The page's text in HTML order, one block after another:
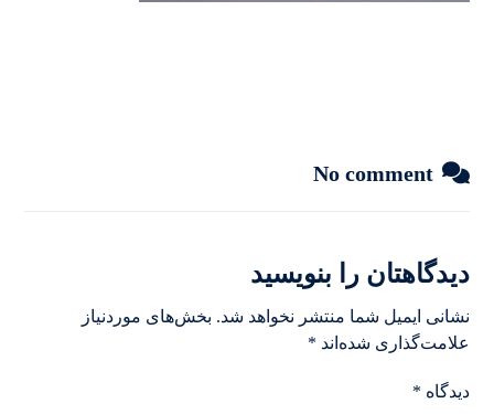
No comment
دیدگاهتان را بنویسید
نشانی ایمیل شما منتشر نخواهد شد. بخش‌های موردنیاز
علامت‌گذاری شده‌اند *
دیدگاه *